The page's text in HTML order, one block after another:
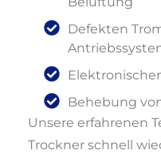
Defekten
Behebung
Unsere erfahrenen
Trockner schnell